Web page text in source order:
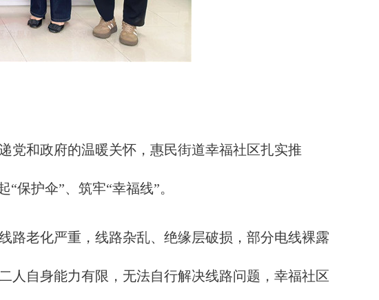
和政府的温暖关怀，惠民街道幸福社区扎实推
保护伞”、筑牢“幸福线”。
老化严重，线路杂乱、绝缘层破损，部分电线裸露
人自身能力有限，无法自行解决线路问题，幸福社区